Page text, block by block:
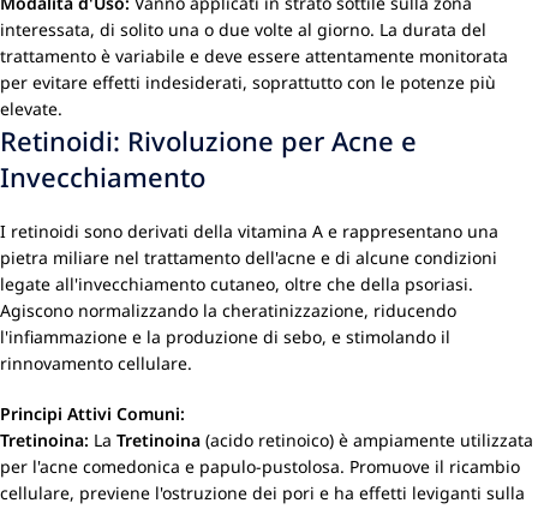
interessata, di solito una o due volte al giorno. La durata del
trattamento è variabile e deve essere attentamente monitorata
per evitare effetti indesiderati, soprattutto con le potenze più
elevate.
Retinoidi: Rivoluzione per Acne e
Invecchiamento
I retinoidi sono derivati della vitamina A e rappresentano una
pietra miliare nel trattamento dell'acne e di alcune condizioni
legate all'invecchiamento cutaneo, oltre che della psoriasi.
Agiscono normalizzando la cheratinizzazione, riducendo
l'infiammazione e la produzione di sebo, e stimolando il
rinnovamento cellulare.
Principi Attivi Comuni:
Tretinoina: La Tretinoina (acido retinoico) è ampiamente utilizzata
per l'acne comedonica e papulo-pustolosa. Promuove il ricambio
cellulare, previene l'ostruzione dei pori e ha effetti leviganti sulla